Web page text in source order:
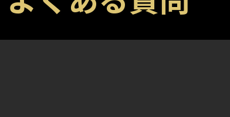
内のアイテムを入手できる特殊コードです。各
、取得されたアカウントのインベントリにのみ
問わずプロモーションコードを適用できます。